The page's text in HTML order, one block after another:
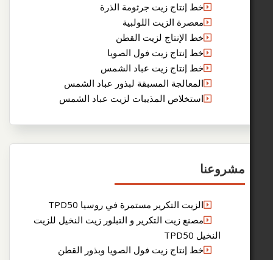
خط إنتاج زيت جرثومة الذرة
معصرة الزيت اللولبية
خط الإنتاج لزيت القطن
خط إنتاج زيت فول الصويا
خط إنتاج زيت عباد الشمس
المعالجة المسبقة لبذور عباد الشمس
استخلاص المذيبات لزيت عباد الشمس
الزيت التكرير مستمرة في روسيا TPD50
مصنع زيت التكرير و التبلور زيت النخيل للزيت
خط إنتاج زيت فول الصويا وبذور القطن